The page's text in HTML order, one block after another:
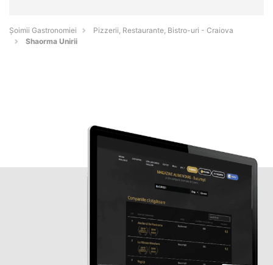
Șoimii Gastronomiei
Pizzerii, Restaurante, Bistro-uri - Craiova
Shaorma Unirii